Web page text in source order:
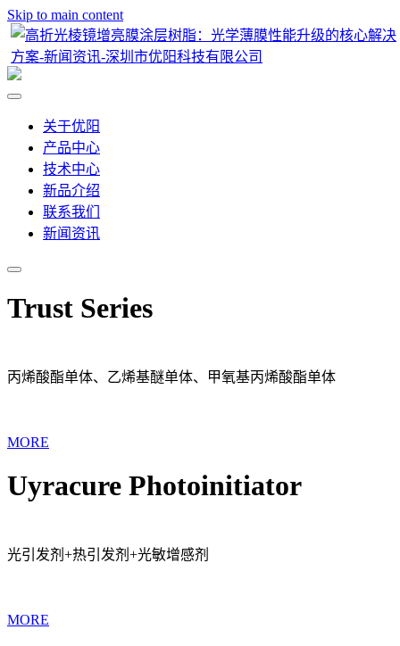
Skip to main content
关于优阳
产品中心
技术中心
新品介绍
联系我们
新闻资讯
Trust Series
丙烯酸酯单体、乙烯基醚单体、甲氧基丙烯酸酯单体
MORE
Uyracure Photoinitiator
光引发剂+热引发剂+光敏增感剂
MORE